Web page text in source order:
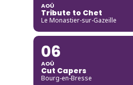
AOÛ
Tribute to Chet
Le Monastier-sur-Gazeille
06
AOÛ
Cut Capers
Bourg-en-Bresse